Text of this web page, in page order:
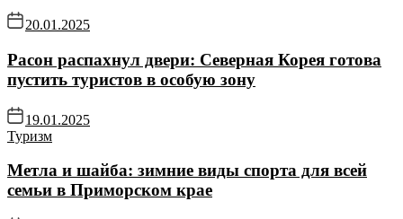
20.01.2025
Расон распахнул двери: Северная Корея готова
пустить туристов в особую зону
19.01.2025
Туризм
Метла и шайба: зимние виды спорта для всей
семьи в Приморском крае